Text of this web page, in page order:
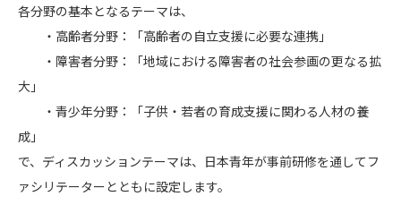
各分野の基本となるテーマは、
・高齢者分野：「高齢者の自立支援に必要な連携」
・障害者分野：「地域における障害者の社会参画の更なる拡
大」
・青少年分野：「子供・若者の育成支援に関わる人材の養
成」
で、ディスカッションテーマは、日本青年が事前研修を通してフ
ァシリテーターとともに設定します。